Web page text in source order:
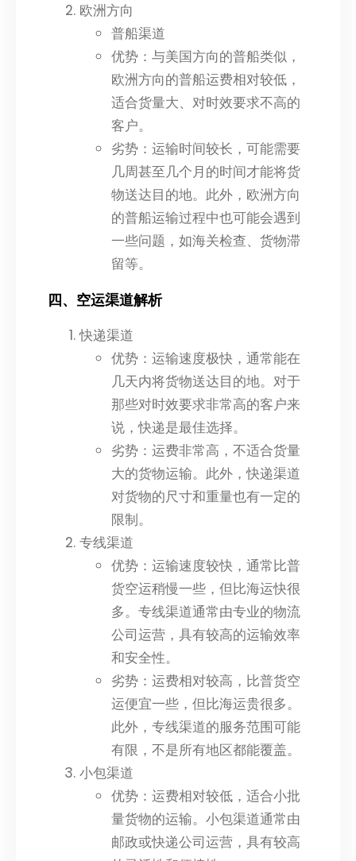
欧洲方向
普船渠道
优势：与美国方向的普船类似，
欧洲方向的普船运费相对较低，
适合货量大、对时效要求不高的
客户。
劣势：运输时间较长，可能需要
几周甚至几个月的时间才能将货
物送达目的地。此外，欧洲方向
的普船运输过程中也可能会遇到
一些问题，如海关检查、货物滞
留等。
四、空运渠道解析
快递渠道
优势：运输速度极快，通常能在
几天内将货物送达目的地。对于
那些对时效要求非常高的客户来
说，快递是最佳选择。
劣势：运费非常高，不适合货量
大的货物运输。此外，快递渠道
对货物的尺寸和重量也有一定的
限制。
专线渠道
优势：运输速度较快，通常比普
货空运稍慢一些，但比海运快很
多。专线渠道通常由专业的物流
公司运营，具有较高的运输效率
和安全性。
劣势：运费相对较高，比普货空
运便宜一些，但比海运贵很多。
此外，专线渠道的服务范围可能
有限，不是所有地区都能覆盖。
小包渠道
优势：运费相对较低，适合小批
量货物的运输。小包渠道通常由
邮政或快递公司运营，具有较高